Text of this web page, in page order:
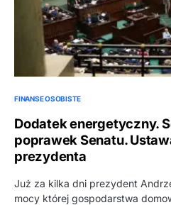
FINANSE OSOBISTE
Dodatek energetyczny.
poprawek Senatu.
prezydenta
Już za kilka dni prezydent
mocy której gospodarstwa